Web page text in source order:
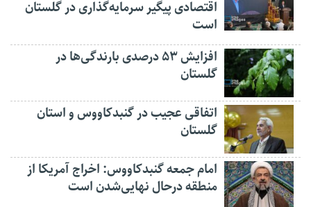
اقتصادی پیگیر سرمایه‌گذاری در گلستان
است
افزایش ۵۳ درصدی بارندگی‌ها در
گلستان
اتفاقی عجیب در‌ گنبدکاووس و استان
گلستان
امام جمعه گنبدکاووس: اخراج آمریکا از
منطقه درحال نهایی‌شدن است